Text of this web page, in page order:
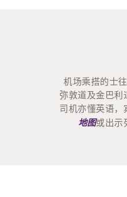
机场乘搭的士
弥敦道及金巴
司机亦懂英语
地图或出示